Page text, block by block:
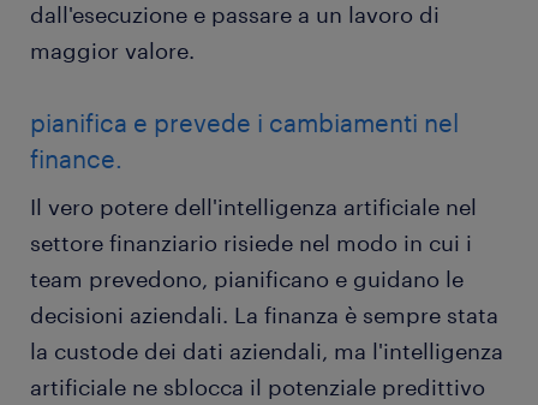
dall'esecuzione e passare a un lavoro di
maggior valore.
pianifica e prevede i cambiamenti nel
finance.
Il vero potere dell'intelligenza artificiale nel
settore finanziario risiede nel modo in cui i
team prevedono, pianificano e guidano le
decisioni aziendali. La finanza è sempre stata
la custode dei dati aziendali, ma l'intelligenza
artificiale ne sblocca il potenziale predittivo